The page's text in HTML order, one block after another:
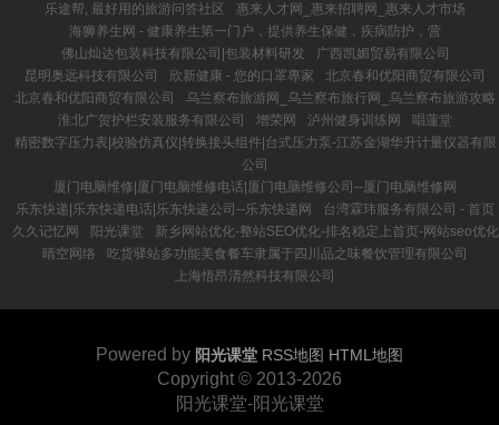
乐途帮, 最好用的旅游问答社区
惠来人才网_惠来招聘网_惠来人才市场
海狮养生网 - 健康养生第一门户，提供养生保健，疾病防护，营
佛山灿达包装科技有限公司|包装材料研发
广西凯媚贸易有限公司
昆明奥远科技有限公司
欣新健康 - 您的口罩專家
北京春和优阳商贸有限公司
北京春和优阳商贸有限公司
乌兰察布旅游网_乌兰察布旅行网_乌兰察布旅游攻略
淮北广贺护栏安装服务有限公司
增荣网 泸州健身训练网
唱蓮堂
精密数字压力表|校验仿真仪|转换接头组件|台式压力泵-江苏金湖华升计量仪器有限
公司
厦门电脑维修|厦门电脑维修电话|厦门电脑维修公司--厦门电脑维修网
乐东快递|乐东快递电话|乐东快递公司--乐东快递网
台湾霖玮服务有限公司 - 首页
久久记忆网
阳光课堂
新乡网站优化-整站SEO优化-排名稳定上首页-网站seo优化
晴空网络
吃货驿站多功能美食餐车隶属于四川品之味餐饮管理有限公司
上海悟昂清然科技有限公司
Powered by 阳光课堂 RSS地图 HTML地图
Copyright © 2013-2026
阳光课堂-阳光课堂